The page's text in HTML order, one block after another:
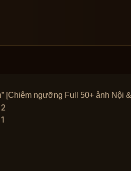
[Chiêm ngưỡng Full 50+ ảnh Nội